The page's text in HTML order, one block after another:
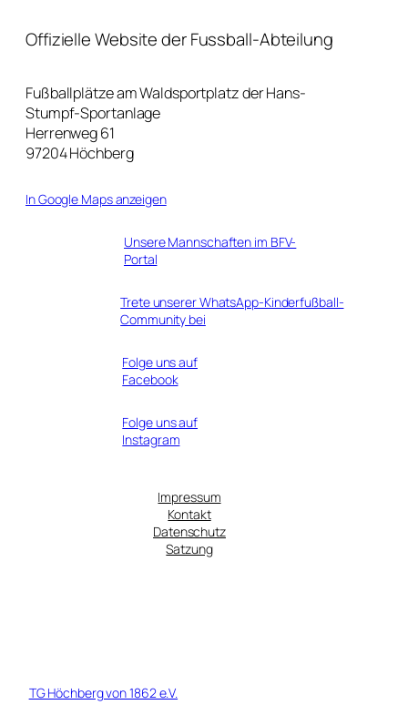
Offizielle Website der Fussball-Abteilung
Fußballplätze am Waldsportplatz der Hans-
Stumpf-Sportanlage
Herrenweg 61
97204 Höchberg
In Google Maps anzeigen
Unsere Mannschaften im BFV-
Portal
Trete unserer WhatsApp-Kinderfußball-
Community bei
Folge uns auf
Facebook
Folge uns auf
Instagram
Impressum
Kontakt
Datenschutz
Satzung
TG Höchberg von 1862 e.V.